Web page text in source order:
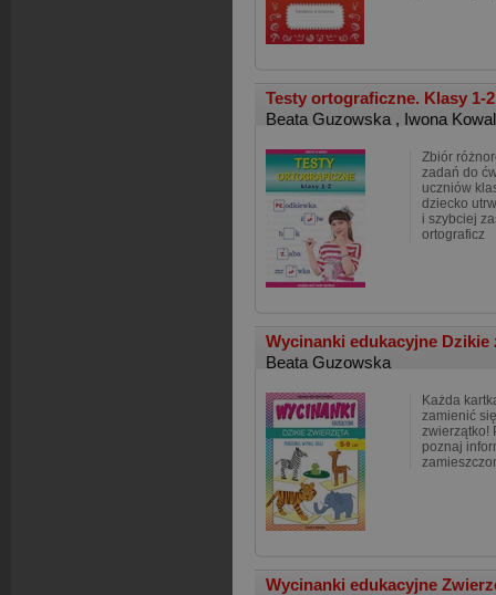
Testy ortograficzne. Klasy 1-
Beata Guzowska , Iwona
Zbiór
zadań do
uczniów
dziecko
i szybciej
ortograficz
Wycinanki edukacyjne
Beata Guzowska
Każda
zamienić
zwierzątko!
poznaj
Wycinanki edukacyjne